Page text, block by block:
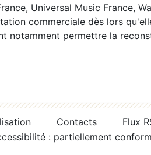
Universal Music France,
commerciale dès lors
notamment permettre la
Contacts
Flux
: partiellement